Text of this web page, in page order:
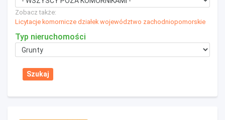
Zobacz także:
Licytacje komornicze działek województwo zachodniopomorskie
Typ nieruchomości